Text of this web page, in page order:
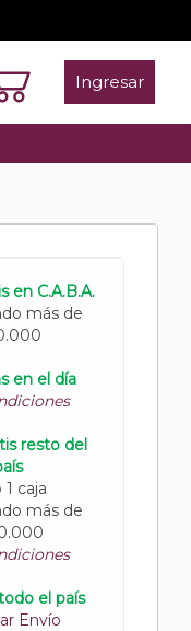
Ingresar
en C.A.B.A.
más de
en el día
resto del
1 caja
más de
el país
Envío